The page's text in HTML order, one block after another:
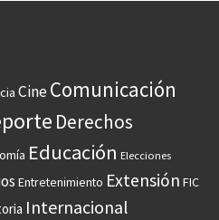
CineComunicación
Derechos
Educación Elecciones
Entretenimiento Extensión FIC
Internacional